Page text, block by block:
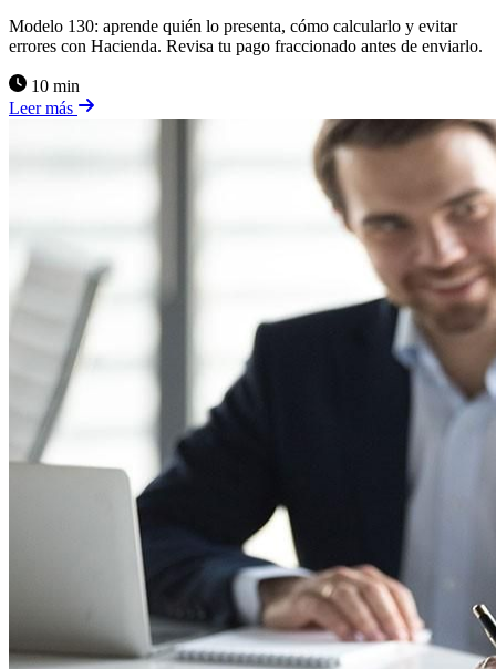
Modelo 130: aprende quién lo presenta, cómo calcularlo y evitar
errores con Hacienda. Revisa tu pago fraccionado antes de enviarlo.
10 min
Leer más